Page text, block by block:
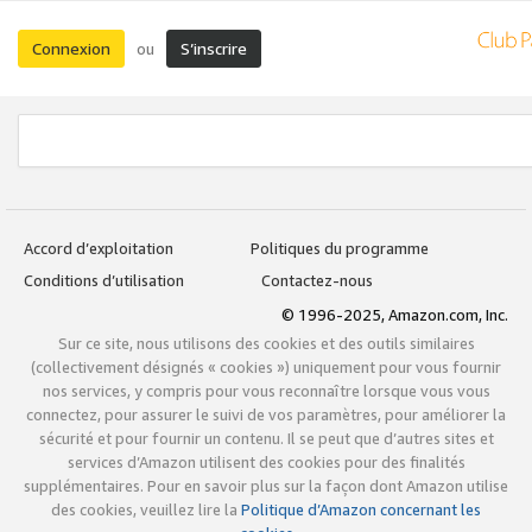
Connexion ou S’inscrire
Accord d’exploitation
Politiques du programme
Conditions d’utilisation
Contactez-nous
© 1996-2025, Amazon.com, Inc.
Sur ce site, nous utilisons des cookies et des outils similaires
(collectivement désignés « cookies ») uniquement pour vous fournir
nos services, y compris pour vous reconnaître lorsque vous vous
connectez, pour assurer le suivi de vos paramètres, pour améliorer la
sécurité et pour fournir un contenu. Il se peut que d’autres sites et
services d’Amazon utilisent des cookies pour des finalités
supplémentaires. Pour en savoir plus sur la façon dont Amazon utilise
des cookies, veuillez lire la Politique d’Amazon concernant les